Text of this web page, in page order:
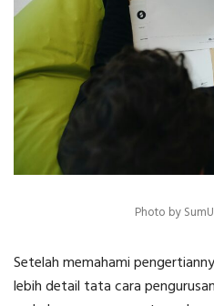
Photo by
Setelah memahami
lebih detail tatacara